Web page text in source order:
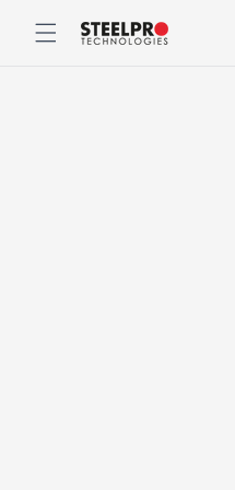
directamente
al contenido